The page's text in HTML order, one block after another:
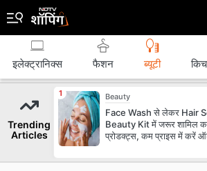
इलेक्ट्रानिक्स फैशन ब्‍यूटी
Trending
Articles
Beauty
Face Wash से लेकर Hair
Beauty Kit में जरूर शामिल
प्रोडक्ट्स, कम प्राइस में करें